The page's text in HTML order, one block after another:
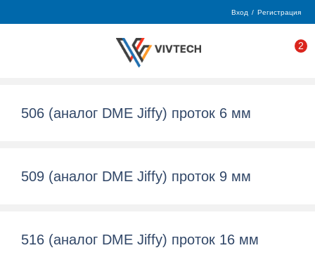
Вход / Регистрация
2
506 (аналог DME Jiffy) проток 6 мм
509 (аналог DME Jiffy) проток 9 мм
516 (аналог DME Jiffy) проток 16 мм